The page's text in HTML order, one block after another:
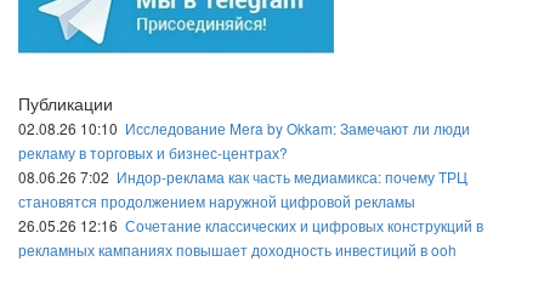
Публикации
02.08.26 10:10 Исследование Mera by Okkam: Замечают ли люди
рекламу в торговых и бизнес-центрах?
08.06.26 7:02 Индор-реклама как часть медиамикса: почему ТРЦ
становятся продолжением наружной цифровой рекламы
26.05.26 12:16 Сочетание классических и цифровых конструкций в
рекламных кампаниях повышает доходность инвестиций в ooh